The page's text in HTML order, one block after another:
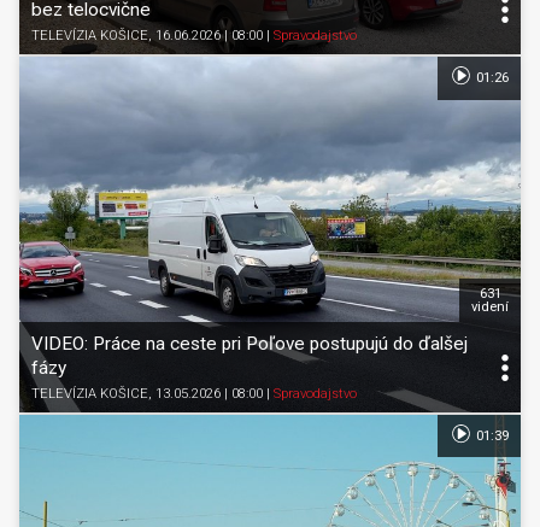
bez telocvične
TELEVÍZIA KOŠICE, 16.06.2026 | 08:00 Spravodajstvo
VIDEO: Práce na ceste pri Poľove postupujú do ďalšej
fázy
TELEVÍZIA KOŠICE, 13.05.2026 | 08:00 Spravodajstvo
631
videní
01:26
01:39